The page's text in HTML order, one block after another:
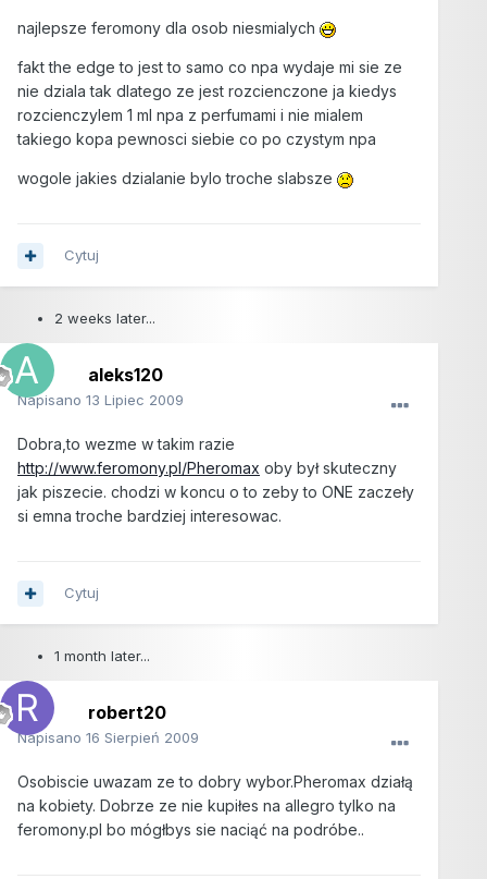
najlepsze feromony dla osob niesmialych
fakt the edge to jest to samo co npa wydaje mi sie ze
nie dziala tak dlatego ze jest rozcienczone ja kiedys
rozcienczylem 1 ml npa z perfumami i nie mialem
takiego kopa pewnosci siebie co po czystym npa
wogole jakies dzialanie bylo troche slabsze
Cytuj
2 weeks later...
aleks120
Napisano 13 Lipiec 2009
Dobra,to wezme w takim razie
http://www.feromony.pl/Pheromax oby był skuteczny
jak piszecie. chodzi w koncu o to zeby to ONE zaczeły
si emna troche bardziej interesowac.
Cytuj
1 month later...
robert20
Napisano 16 Sierpień 2009
Osobiscie uwazam ze to dobry wybor.Pheromax działą
na kobiety. Dobrze ze nie kupiłes na allegro tylko na
feromony.pl bo mógłbys sie naciąć na podróbe..